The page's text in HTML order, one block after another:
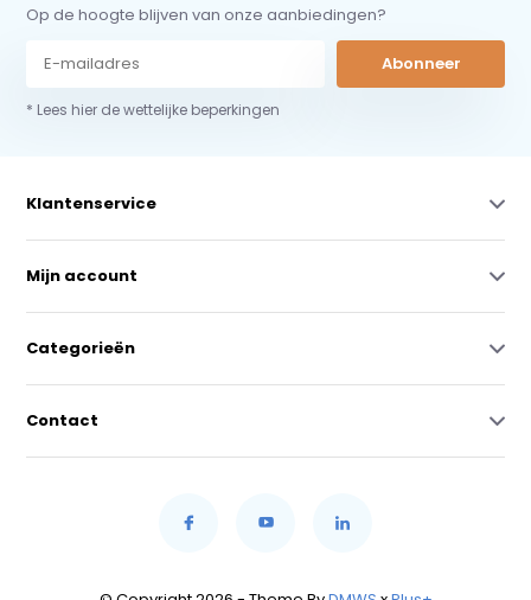
Op de hoogte blijven van onze aanbiedingen?
Abonneer
* Lees hier de wettelijke beperkingen
Klantenservice
Mijn account
Categorieën
Contact